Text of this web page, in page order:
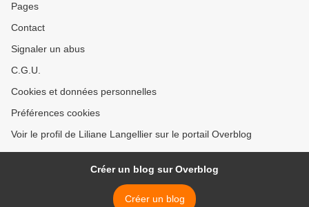
Pages
Contact
Signaler un abus
C.G.U.
Cookies et données personnelles
Préférences cookies
Voir le profil de Liliane Langellier sur le portail Overblog
Créer un blog sur Overblog
Créer un blog